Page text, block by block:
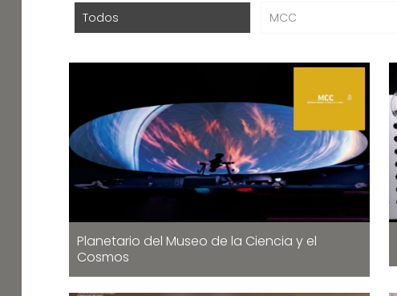
Todos MCC
Planetario del Museo de la Ciencia y el
Cosmos